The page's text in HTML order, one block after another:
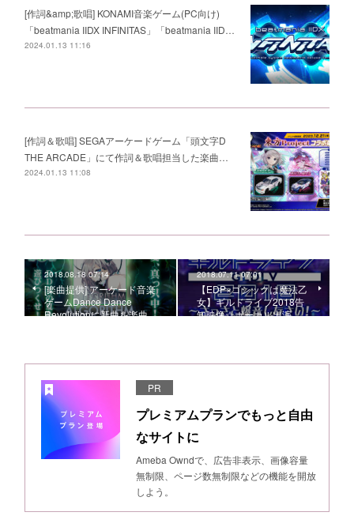
[作詞&amp;歌唱] KONAMI音楽ゲーム(PC向け)
「beatmania IIDX INFINITAS」「beatmania IID…
2024.01.13 11:16
[作詞＆歌唱] SEGAアーケードゲーム「頭文字D
THE ARCADE」にて作詞＆歌唱担当した楽曲…
2024.01.13 11:08
2018.08.18 07:14
[楽曲提供] アーケード音楽
ゲームDance Dance
Revolutionに新曲を楽曲…
2018.07.11 07:01
【EDP×ゴシックは魔法乙
女】ギルドライブ2018告
知映像☆ボーカル出演…
PR
プレミアムプランでもっと自由
なサイトに
Ameba Owndで、広告非表示、画像容量
無制限、ページ数無制限などの機能を開放
しよう。